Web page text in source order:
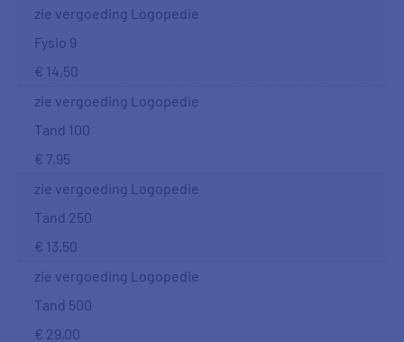
zie vergoeding Logopedie
Fysio 9
€ 14,50
zie vergoeding Logopedie
Tand 100
€ 7,95
zie vergoeding Logopedie
Tand 250
€ 13,50
zie vergoeding Logopedie
Tand 500
€ 29,00